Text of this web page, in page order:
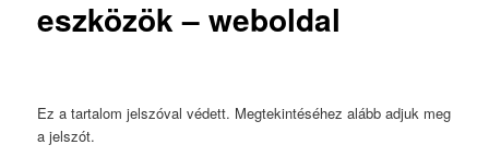
eszközök – weboldal
Ez a tartalom jelszóval védett. Megtekintéséhez alább adjuk meg
a jelszót.